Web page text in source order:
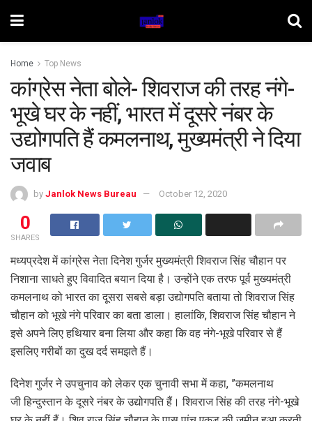
Home Top News
कांग्रेस नेता बोले- शिवराज की तरह नंगे-
भूखे घर के नहीं, भारत में दूसरे नंबर के
उद्योगपति हैं कमलनाथ, मुख्यमंत्री ने दिया
जवाब
by Janlok News Bureau October 12, 2020
0
SHARES
मध्यप्रदेश में कांग्रेस नेता दिनेश गुर्जर मुख्यमंत्री शिवराज सिंह चौहान पर
निशाना साधते हुए विवादित बयान दिया है। उन्होंने एक तरफ पूर्व मुख्यमंत्री
कमलनाथ को भारत का दूसरा सबसे बड़ा उद्योगपति बताया तो शिवराज सिंह
चौहान को भूखे नंगे परिवार का बता डाला। हालांकि, शिवराज सिंह चौहान ने
इसे अपने लिए हथियार बना लिया और कहा कि वह नंगे-भूखे परिवार से हैं
इसलिए गरीबों का दुख दर्द समझते हैं।
दिनेश गुर्जर ने उपचुनाव को लेकर एक चुनावी सभा में कहा, ”कमलनाथ
जी हिन्दुस्तान के दूसरे नंबर के उद्योगपति हैं। शिवराज सिंह की तरह नंगे-भूखे